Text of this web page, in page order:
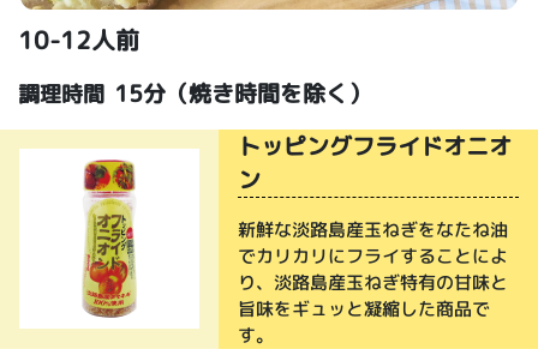
10-12人前
調理時間 15分（焼き時間を除く）
トッピングフライドオニオ
ン
新鮮な淡路島産玉ねぎをなたね油
でカリカリにフライすることによ
り、淡路島産玉ねぎ特有の甘味と
旨味をギュッと凝縮した商品で
す。